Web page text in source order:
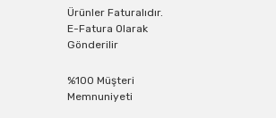
Ürünler Faturalıdır.
E-Fatura Olarak
Gönderilir
%100 Müşteri
Memnuniyeti